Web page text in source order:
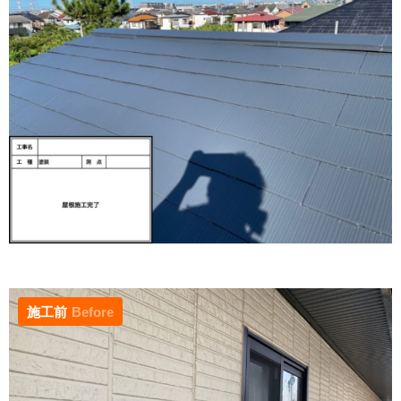
施工前 Before